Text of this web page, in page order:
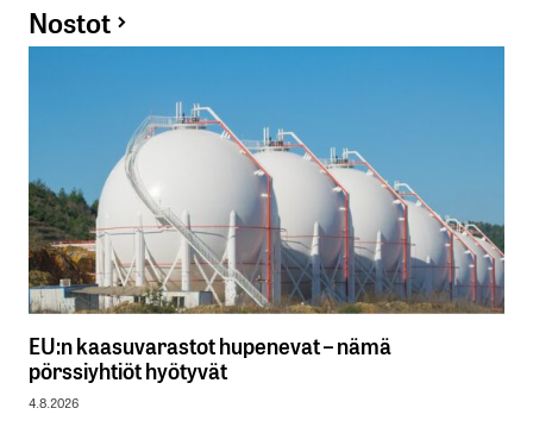
Nostot
EU:n kaasuvarastot hupenevat – nämä
pörssiyhtiöt hyötyvät
4.8.2026